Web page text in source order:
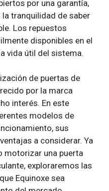
por una garantía,
tranquilidad de saber
Los repuestos
disponibles en el
vida útil del sistema.
de puertas de
por la marca
interés. En este
modelos de
sus
a considerar. Ya
motorizar una puerta
exploraremos las
Equinoxe sea